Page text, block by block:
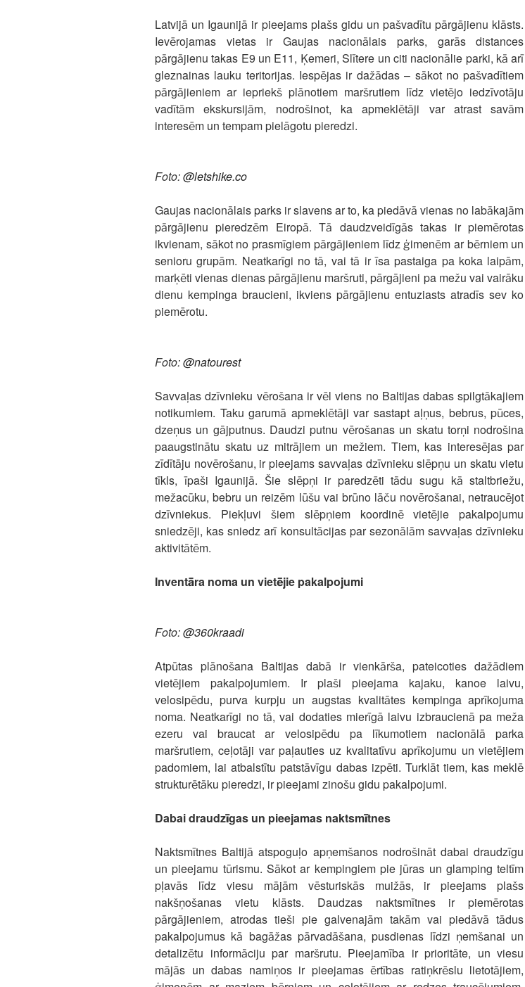
Latvijā un Igaunijā ir pieejams plašs gidu un pašvadītu pārgājienu klāsts.
Ievērojamas vietas ir Gaujas nacionālais parks, garās distances
pārgājienu takas E9 un E11, Ķemeri, Slītere un citi nacionālie parki, kā arī
gleznainas lauku teritorijas. Iespējas ir dažādas – sākot no pašvadītiem
pārgājieniem ar iepriekš plānotiem maršrutiem līdz vietējo iedzīvotāju
vadītām ekskursijām, nodrošinot, ka apmeklētāji var atrast savām
interesēm un tempam pielāgotu pieredzi.
Foto:@letshike.co
Gaujas nacionālais parks ir slavens ar to, ka piedāvā vienas no labākajām
pārgājienu pieredzēm Eiropā. Tā daudzveidīgās takas ir piemērotas
ikvienam, sākot no prasmīgiem pārgājieniem līdz ģimenēm ar bērniem un
senioru grupām. Neatkarīgi no tā, vai tā ir īsa pastaiga pa koka laipām,
marķēti vienas dienas pārgājienu maršruti, pārgājieni pa mežu vai vairāku
dienu kempinga braucieni, ikviens pārgājienu entuziasts atradīs sev ko
piemērotu.
Foto:@natourest
Savvaļas dzīvnieku vērošana ir vēl viens no Baltijas dabas spilgtākajiem
notikumiem. Taku garumā apmeklētāji var sastapt aļņus, bebrus, pūces,
dzeņus un gājputnus. Daudzi putnu vērošanas un skatu torņi nodrošina
paaugstinātu skatu uz mitrājiem un mežiem. Tiem, kas interesējas par
zīdītāju novērošanu, ir pieejams savvaļas dzīvnieku slēpņu un skatu vietu
tīkls, īpaši Igaunijā. Šie slēpņi ir paredzēti tādu sugu kā staltbriežu,
mežacūku, bebru un reizēm lūšu vai brūno lāču novērošanai, netraucējot
dzīvniekus. Piekļuvi šiem slēpņiem koordinē vietējie pakalpojumu
sniedzēji, kas sniedz arī konsultācijas par sezonālām savvaļas dzīvnieku
aktivitātēm.
Inventāra noma un vietējie pakalpojumi
Foto:@360kraadi
Atpūtas plānošana Baltijas dabā ir vienkārša, pateicoties dažādiem
vietējiem pakalpojumiem. Ir plaši pieejama kajaku, kanoe laivu,
velosipēdu, purva kurpju un augstas kvalitātes kempinga aprīkojuma
noma. Neatkarīgi no tā, vai dodaties mierīgā laivu izbraucienā pa meža
ezeru vai braucat ar velosipēdu pa līkumotiem nacionālā parka
maršrutiem, ceļotāji var paļauties uz kvalitatīvu aprīkojumu un vietējiem
padomiem, lai atbalstītu patstāvīgu dabas izpēti. Turklāt tiem, kas meklē
strukturētāku pieredzi, ir pieejami zinošu gidu pakalpojumi.
Dabai draudzīgas un pieejamas naktsmītnes
Naktsmītnes Baltijā atspoguļo apņemšanos nodrošināt dabai draudzīgu
un pieejamu tūrismu. Sākot ar kempingiem pie jūras un glamping teltīm
pļavās līdz viesu mājām vēsturiskās muižās, ir pieejams plašs
nakšņošanas vietu klāsts. Daudzas naktsmītnes ir piemērotas
pārgājieniem, atrodas tieši pie galvenajām takām vai piedāvā tādus
pakalpojumus kā bagāžas pārvadāšana, pusdienas līdzi ņemšanai un
detalizētu informāciju par maršrutu. Pieejamība ir prioritāte, un viesu
mājās un dabas namiņos ir pieejamas ērtības ratiņkrēslu lietotājiem,